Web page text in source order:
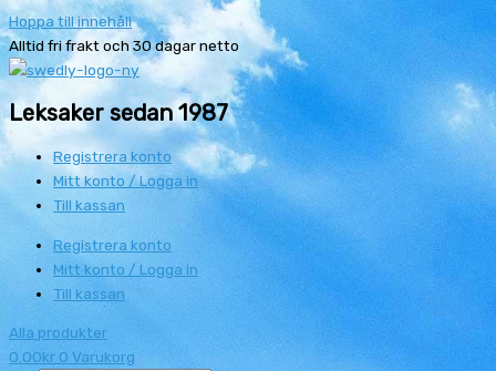
Hoppa till innehåll
Alltid fri frakt och 30 dagar netto
Leksaker sedan 1987
Registrera konto
Mitt konto / Logga in
Till kassan
Registrera konto
Mitt konto / Logga in
Till kassan
Alla produkter
0.00kr 0 Varukorg